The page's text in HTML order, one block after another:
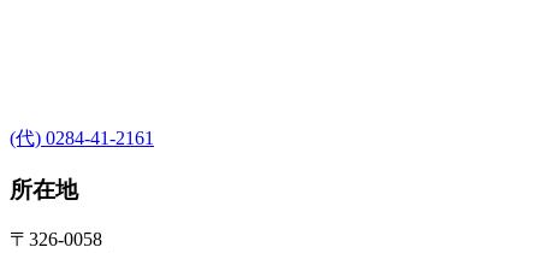
(代) 0284-41-2161
所在地
〒326-0058